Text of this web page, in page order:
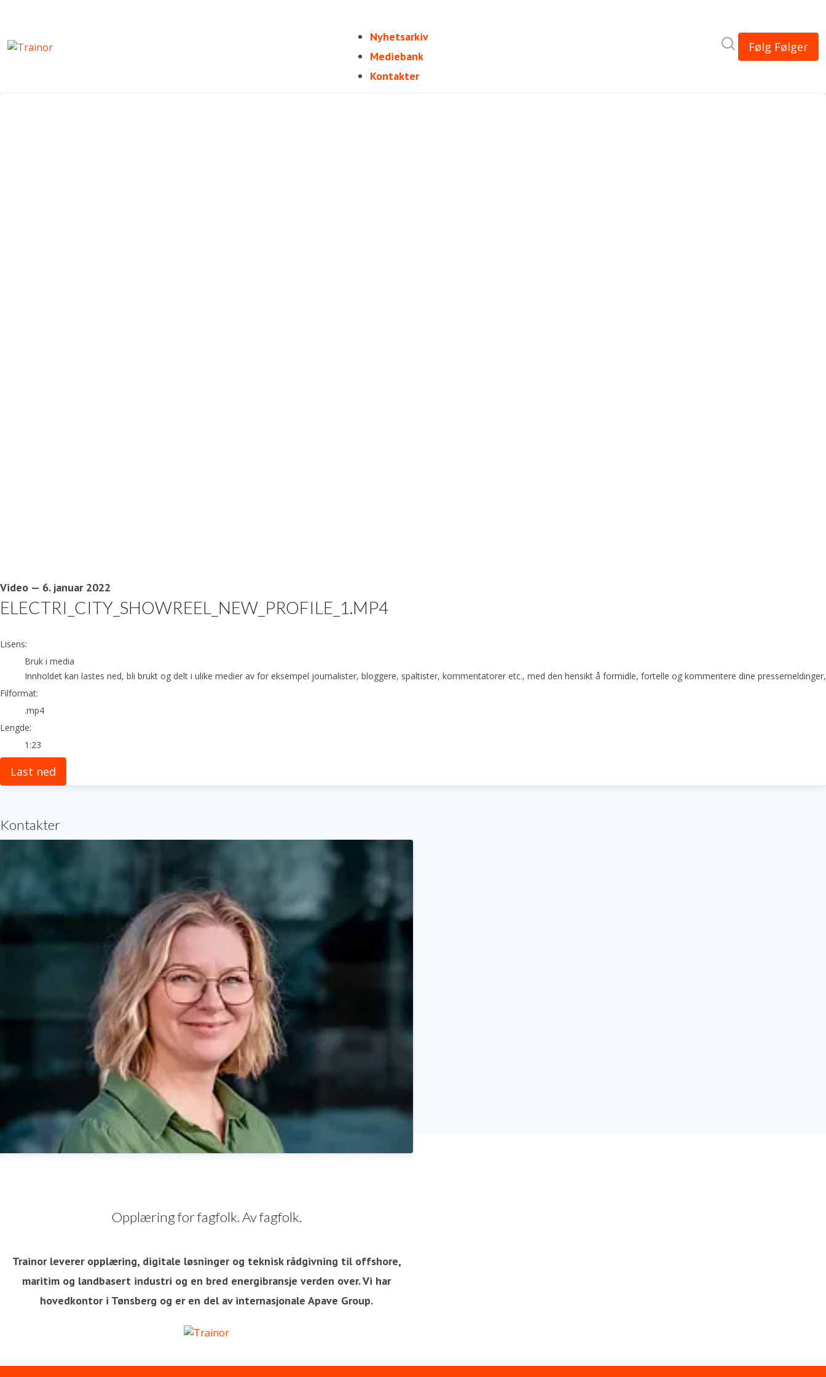
Nyhetsarkiv
Mediebank
Kontakter
Søk i nyhetsrom
Følg Følger
Video — 6. januar 2022
ELECTRI_CITY_SHOWREEL_NEW_PROFILE_1.MP4
go to media item
Lisens:
Bruk i media
Innholdet kan lastes ned, bli brukt og delt i ulike medier av for eksempel journalister, bloggere, spaltister, kommentatorer etc., med den hensikt å formidle, fortelle og kommentere dine
Filformat:
.mp4
Lengde:
1:23
Last ned
Kontakter
+47 90875544
Opplæring for fagfolk. Av fagfolk.
Trainor leverer opplæring, digitale løsninger og teknisk rådgivning til offshore,
maritim og landbasert industri og en bred energibransje verden over. Vi har
hovedkontor i Tønsberg og er en del av internasjonale Apave Group.